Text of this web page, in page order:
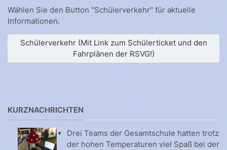
Wählen Sie den Button "Schülerverkehr" für aktuelle
Informationen.
Schülerverkehr (Mit Link zum Schülerticket und den
Fahrplänen der RSVG!)
KURZNACHRICHTEN
Drei Teams der Gesamtschule hatten trotz
der hohen Temperaturen viel Spaß bei der